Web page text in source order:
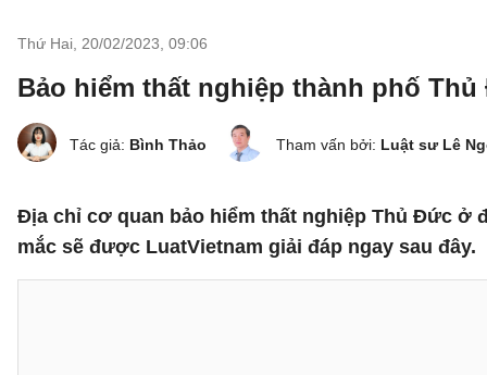
Thứ Hai, 20/02/2023 09:06
Bảo hiểm thất nghiệp thành phố
Tác giả: Bình Thảo Tham vấn bởi: Luật sư Lê
Địa chỉ cơ quan bảo hiểm thất nghiệp Thủ Đức ở
mắc sẽ được LuatVietnam giải đáp ngay sau đây.